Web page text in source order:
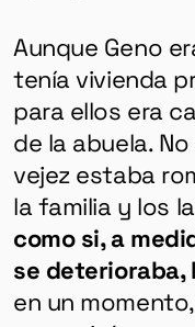
Aunque Geno
tenía vivienda
para ellos era
de la abuela.
vejez estaba
la familia y los
como si, a
se deterioraba,
en un